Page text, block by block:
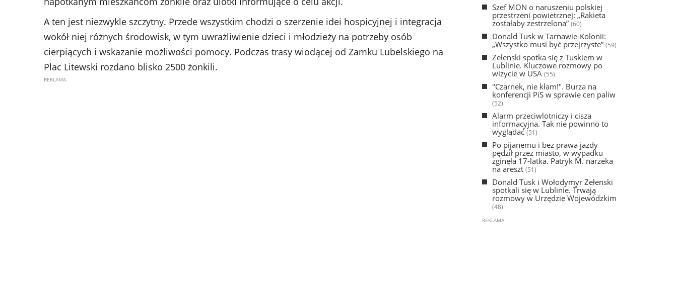
A ten jest niezwykle szczytny. Przede wszystkim chodzi o szerzenie idei hospicyjnej i integracja
wokół niej różnych środowisk, w tym uwrażliwienie dzieci i młodzieży na potrzeby osób
cierpiących i wskazanie możliwości pomocy. Podczas trasy wiodącej od Zamku Lubelskiego na
Plac Litewski rozdano blisko 2500 żonkili.
Szef MON o naruszeniu polskiej
przestrzeni powietrznej: „Rakieta
zostałaby zestrzelona” (60)
Donald Tusk w Tarnawie-Kolonii:
„Wszystko musi być przejrzyste” (59)
Zełenski spotka się z Tuskiem w
Lublinie. Kluczowe rozmowy po
wizycie w USA (55)
"Czarnek, nie kłam!". Burza na
konferencji PiS w sprawie cen paliw
(52)
Alarm przeciwlotniczy i cisza
informacyjna. Tak nie powinno to
wyglądać(51)
Po pijanemu i bez prawa jazdy
pędził przez miasto, w wypadku
zginęła 17-latka. Patryk M. narzeka
na areszt (51)
Donald Tusk i Wołodymyr Zełenski
spotkali się w Lublinie. Trwają
rozmowy w Urzędzie Wojewódzkim
(48)